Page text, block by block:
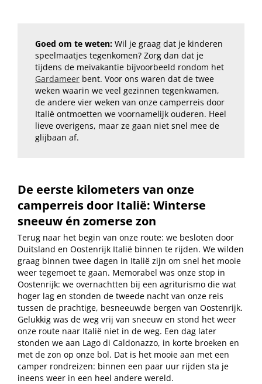
Goed om te weten: Wil je graag dat je kinderen
speelmaatjes tegenkomen? Zorg dan dat je
tijdens de meivakantie bijvoorbeeld rondom het
Gardameer bent. Voor ons waren dat de twee
weken waarin we veel gezinnen tegenkwamen,
de andere vier weken van onze camperreis door
Italië ontmoetten we voornamelijk ouderen. Heel
lieve overigens, maar ze gaan niet snel mee de
glijbaan af.
De eerste kilometers van onze
camperreis door Italië: Winterse
sneeuw én zomerse zon
Terug naar het begin van onze route: we besloten door
Duitsland en Oostenrijk Italië binnen te rijden. We wilden
graag binnen twee dagen in Italië zijn om snel het mooie
weer tegemoet te gaan. Memorabel was onze stop in
Oostenrijk: we overnachtten bij een agriturismo die wat
hoger lag en stonden de tweede nacht van onze reis
tussen de prachtige, besneeuwde bergen van Oostenrijk.
Gelukkig was de weg vrij van sneeuw en stond het weer
onze route naar Italië niet in de weg. Een dag later
stonden we aan Lago di Caldonazzo, in korte broeken en
met de zon op onze bol. Dat is het mooie aan met een
camper rondreizen: binnen een paar uur rijden sta je
ineens weer in een heel andere wereld.